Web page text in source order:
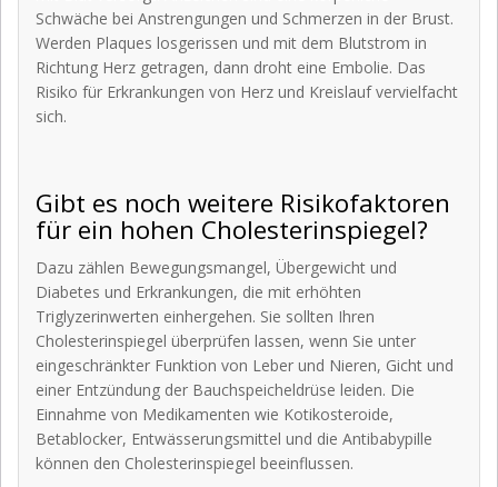
Schwäche bei Anstrengungen und Schmerzen in der Brust.
Werden Plaques losgerissen und mit dem Blutstrom in
Richtung Herz getragen, dann droht eine Embolie. Das
Risiko für Erkrankungen von Herz und Kreislauf vervielfacht
sich.
Gibt es noch weitere Risikofaktoren
für ein hohen Cholesterinspiegel?
Dazu zählen Bewegungsmangel, Übergewicht und
Diabetes und Erkrankungen, die mit erhöhten
Triglyzerinwerten einhergehen. Sie sollten Ihren
Cholesterinspiegel überprüfen lassen, wenn Sie unter
eingeschränkter Funktion von Leber und Nieren, Gicht und
einer Entzündung der Bauchspeicheldrüse leiden. Die
Einnahme von Medikamenten wie Kotikosteroide,
Betablocker, Entwässerungsmittel und die Antibabypille
können den Cholesterinspiegel beeinflussen.